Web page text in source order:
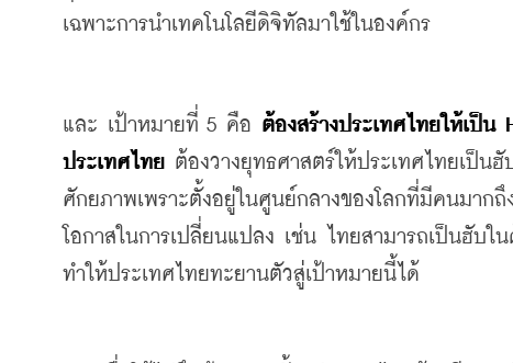
เฉพาะการนำเทคโนโลยีดิจิทัลมาใช้ในองค์กร
และ เป้าหมายที่ 5 คือ ต้องสร้างประเทศไทยให้เป็น
ประเทศไทย ต้องวางยุทธศาสตร์ให้ประเทศไทยเป็นฮั
ศักยภาพเพราะตั้งอยู่ในศูนย์กลางของโลกที่มีคนมากถึ
โอกาสในการเปลี่ยนแปลง เช่น ไทยสามารถเป็นฮับ ใ
ทำให้ประเทศไทยทะยานตัวสู่เป้าหมายนี้ได้